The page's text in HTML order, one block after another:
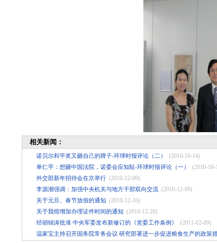
相关新闻：
诺贝尔和平奖又砸自己的牌子-环球时报评论（二）
(2010-10-14)
单仁平：想砸中国法院，诺委会应知耻-环球时报评论（一）
(2010-10-
外交部新年招待会在京举行 (2010-12-09)
李源潮强调：加强中央机关与地方干部双向交流 (2010-12-09)
关于元旦、春节放假的通知 (2010-12-16)
关于我馆增加办理证件时间的通知 (2010-12-28)
经胡锦涛批准 中央军委发布新修订的《党委工作条例》
(2011-02-09)
温家宝主持召开国务院常务会议 研究部署进一步促进粮食生产的政策